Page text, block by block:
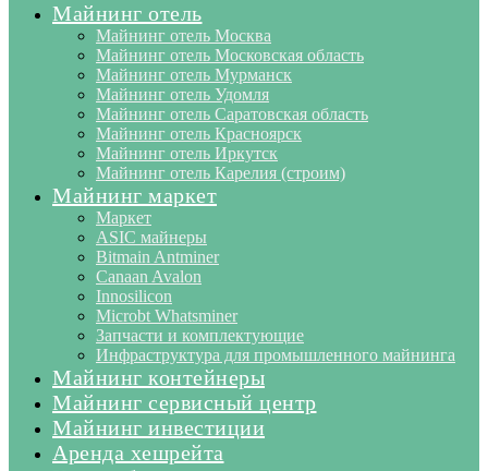
Майнинг отель
Майнинг отель Москва
Майнинг отель Московская область
Майнинг отель Мурманск
Майнинг отель Удомля
Майнинг отель Саратовская область
Майнинг отель Красноярск
Майнинг отель Иркутск
Майнинг отель Карелия (строим)
Майнинг маркет
Маркет
ASIC майнеры
Bitmain Antminer
Canaan Avalon
Innosilicon
Microbt Whatsminer
Запчасти и комплектующие
Инфраструктура для промышленного майнинга
Майнинг контейнеры
Майнинг сервисный центр
Майнинг инвестиции
Аренда хешрейта